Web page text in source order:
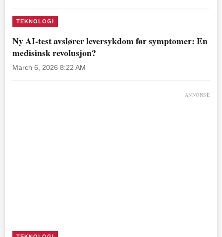
TEKNOLOGI
Ny AI-test avslører leversykdom før symptomer: En
medisinsk revolusjon?
March 6, 2026 8:22 AM
ANNONSE